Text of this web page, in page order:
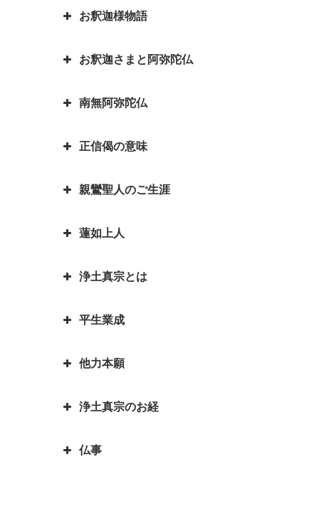
ロン（現スリランカ）代表の名演
因果の道理（因果応報）の本当の
は？
弥勒菩薩とよく聞くけれど、弥勒
は？
的は「抜苦与楽（ばっくよら
話
如来と菩薩はどちらが偉いの？如
カレンダーの「仏滅」は仏教と関
言語道断とは語源は仏教｜仏教を
断でした
つで人生観が明るく変わります
三蔵法師は人の名前ではない？
お釈迦様物語
お釈迦様物語 長者の心を変えた
できた訳
お釈迦様物語 我は心田を耕す労
願の娘
ものは恵まれない
された時、本当になすべきことは
お釈迦さまと阿弥陀仏
阿弥陀如来とお釈迦さまは同じ仏
す
南無阿弥陀仏
「南無阿弥陀仏」と念仏を称える
か？
正信偈の意味
『正信偈（しょうしんげ）』には
親鸞聖人のご生涯
親鸞聖人最期のお言葉「御臨末の
へ捨てて魚に与えよ」の真意
の別れ
った果てしなき悩み
蓮如上人
蓮如上人物語 真宗再興の決意
蓮如上人と白骨の章 書かれた経
蓮如上人物語｜戦国武将朝倉孝景
す
｜ありのままに見るとは｜本当の
浄土真宗とは
親鸞聖人の教えを聞くと長生きが
「善人なおもって往生を遂ぐ いわ
恩徳讃の意味
平生業成
人生の目的を明らかにされた親鸞
他力本願
「他力本願」の誤解と本当の意味
浄土真宗のお経
浄土真宗で特に大事にされる３つ
仏事